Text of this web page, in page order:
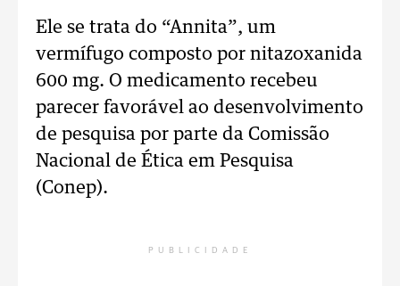
Ele se trata do “Annita”, um
vermífugo composto por nitazoxanida
600 mg. O medicamento recebeu
parecer favorável ao desenvolvimento
de pesquisa por parte da Comissão
Nacional de Ética em Pesquisa
(Conep).
PUBLICIDADE